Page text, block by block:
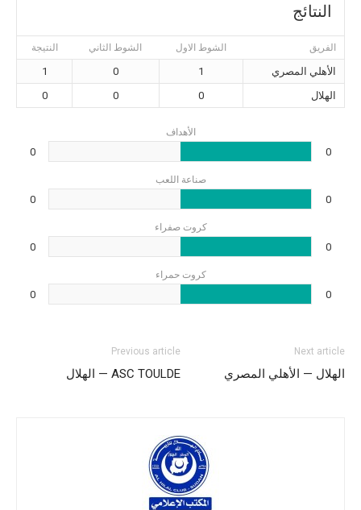
النتائج
الفريق الشوط الاول الشوط الثاني النتيجة
الأهلي المصري 1
0
1
الهلال
0
0
0
الأهداف
0
0
صناعة اللعب
0
0
كروت صفراء
0
0
كروت حمراء
0
0
Previous article
ASC TOULDE — الهلال
Next article
الهلال — الأهلي المصري